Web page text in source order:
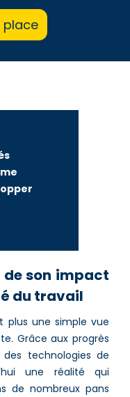
place
de son impact
du travail
plus une simple vue
Grâce aux progrès
technologies de
une réalité qui
de nombreux pans